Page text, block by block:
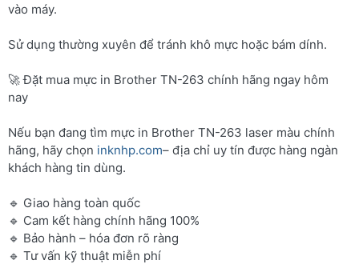
vào máy.
Sử dụng thường xuyên để tránh khô mực hoặc bám dính.
🚀 Đặt mua mực in Brother TN-263 chính hãng ngay hôm
nay
Nếu bạn đang tìm mực in Brother TN-263 laser màu chính
hãng, hãy chọn inknhp.com– địa chỉ uy tín được hàng ngàn
khách hàng tin dùng.
🔹 Giao hàng toàn quốc
🔹 Cam kết hàng chính hãng 100%
🔹 Bảo hành – hóa đơn rõ ràng
🔹 Tư vấn kỹ thuật miễn phí